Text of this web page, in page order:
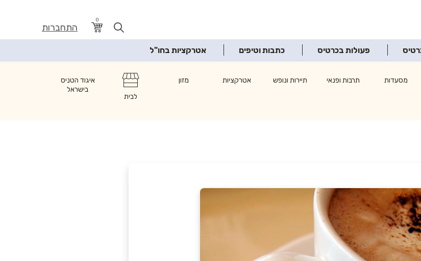
0
התחברות
פעולות בכרטיס כתבות וטיפים אטרקציות בחו"ל
מסעדות תרבות ופנאי תיירות ונופש אטרקציות
מזון
לבית
איגוד הטניס
בישראל